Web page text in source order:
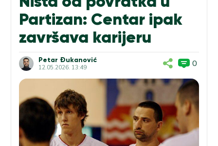
Partizan: Centar ipak
završava karijeru
Petar Đukanović
12.05.2026. 13:49 0